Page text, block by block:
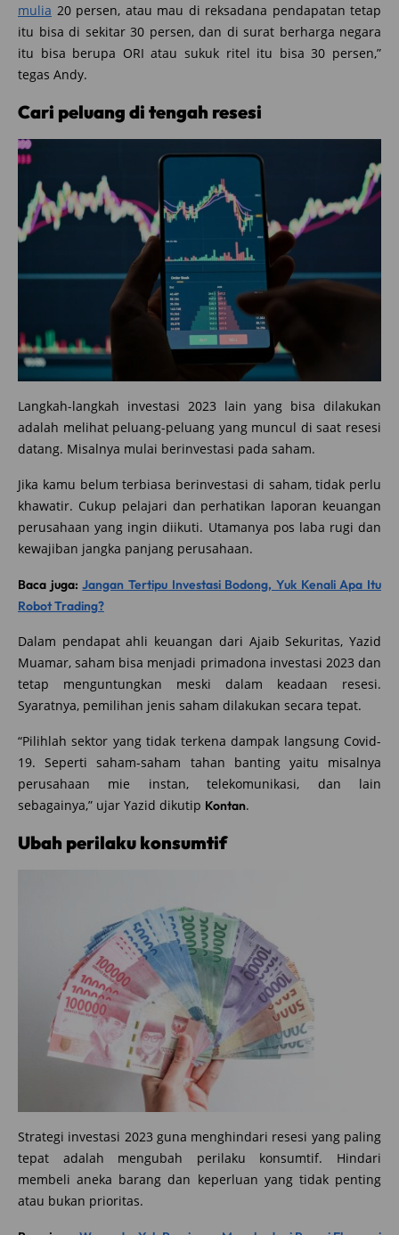
mulia 20 persen, atau mau di reksadana pendapatan tetap
itu bisa di sekitar 30 persen, dan di surat berharga negara
itu bisa berupa ORI atau sukuk ritel itu bisa 30 persen,”
tegas Andy.
Cari peluang di tengah resesi
Langkah-langkah investasi 2023 lain yang bisa dilakukan
adalah melihat peluang-peluang yang muncul di saat resesi
datang. Misalnya mulai berinvestasi pada saham.
Jika kamu belum terbiasa berinvestasi di saham, tidak perlu
khawatir. Cukup pelajari dan perhatikan laporan keuangan
perusahaan yang ingin diikuti. Utamanya pos laba rugi dan
kewajiban jangka panjang perusahaan.
Baca juga:Jangan Tertipu Investasi Bodong, Yuk Kenali Apa Itu
Robot Trading?
Dalam pendapat ahli keuangan dari Ajaib Sekuritas, Yazid
Muamar, saham bisa menjadi primadona investasi 2023 dan
tetap menguntungkan meski dalam keadaan resesi.
Syaratnya, pemilihan jenis saham dilakukan secara tepat.
“Pilihlah sektor yang tidak terkena dampak langsung Covid-
19. Seperti saham-saham tahan banting yaitu misalnya
perusahaan mie instan, telekomunikasi, dan lain
sebagainya,” ujar Yazid dikutip Kontan.
Ubah perilaku konsumtif
Strategi investasi 2023 guna menghindari resesi yang paling
tepat adalah mengubah perilaku konsumtif. Hindari
membeli aneka barang dan keperluan yang tidak penting
atau bukan prioritas.